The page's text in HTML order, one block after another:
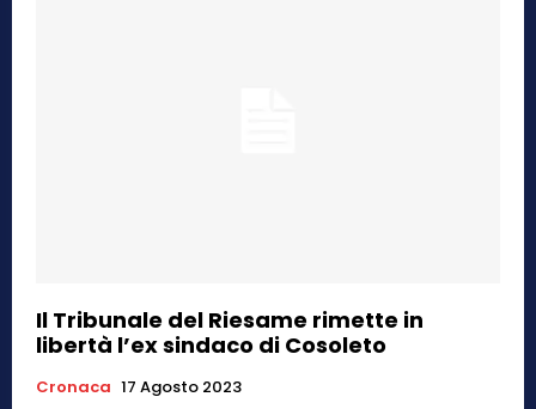
Il Tribunale del Riesame rimette in
libertà l’ex sindaco di Cosoleto
Cronaca 17 Agosto 2023